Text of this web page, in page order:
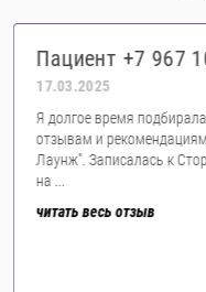
Пациент +7 967
17.03.2025
Я долгое время
отзывам и
Лаунж". Записалась к
на ...
читать весь отзыв